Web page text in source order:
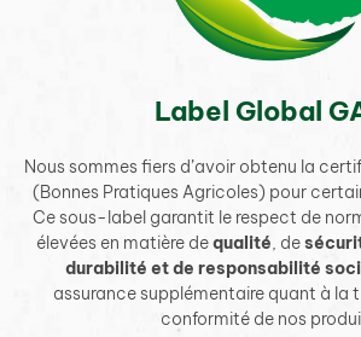
Label Global
Nous sommes fiers d’avoir obtenu la
(Bonnes Pratiques Agricoles) pour
Ce sous-label garantit le respect de
élevées en matière dequalité , de
durabilité et de responsabilité
assurance supplémentaire quant à la
conformité de nos